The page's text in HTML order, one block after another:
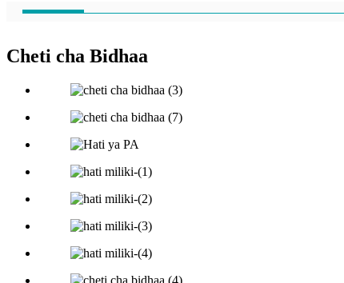
Cheti cha Bidhaa